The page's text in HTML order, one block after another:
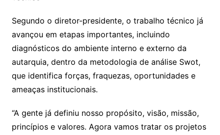
Segundo o diretor-presidente, o trabalho técnico já
avançou em etapas importantes, incluindo
diagnósticos do ambiente interno e externo da
autarquia, dentro da metodologia de análise Swot,
que identifica forças, fraquezas, oportunidades e
ameaças institucionais.
“A gente já definiu nosso propósito, visão, missão,
princípios e valores. Agora vamos tratar os projetos